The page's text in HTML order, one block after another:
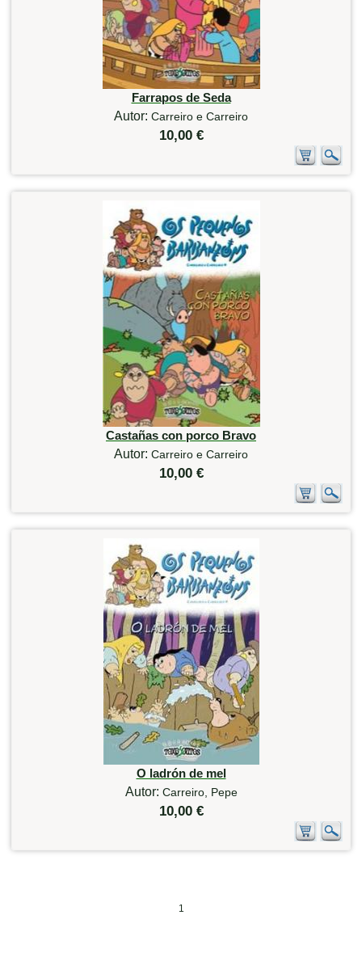
Farrapos de Seda
Autor: Carreiro e Carreiro
10,00 €
Castañas con porco Bravo
Autor: Carreiro e Carreiro
10,00 €
O ladrón de mel
Autor: Carreiro, Pepe
10,00 €
1